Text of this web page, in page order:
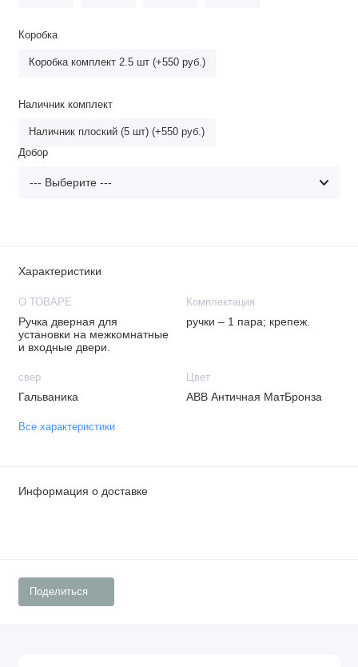
Коробка
Коробка комплект 2.5 шт (+550 руб.)
Наличник комплект
Наличник плоский (5 шт) (+550 руб.)
Добор
Характеристики
О ТОВАРЕ
Ручка дверная для
установки на межкомнатные
и входные двери.
Комплектация
ручки – 1 пара; крепеж.
свер
Гальваника
Цвет
ABB Античная МатБронза
Все характеристики
Информация о доставке
Поделиться